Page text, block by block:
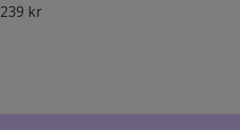
239 kr